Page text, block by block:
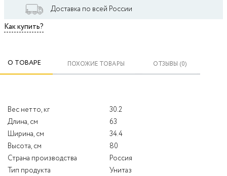
Доставка по всей России
Как купить?
О ТОВАРЕ ПОХОЖИЕ ТОВАРЫ ОТЗЫВЫ (0)
Вес нетто, кг
30.2
Длина, см
63
Ширина, см
34.4
Высота, см
80
Страна производства
Россия
Тип продукта
Унитаз